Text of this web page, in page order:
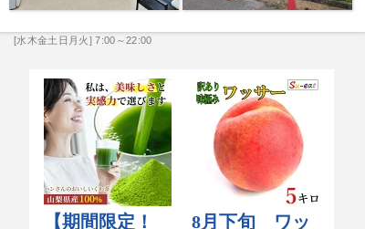
[水木金土日月火] 7:00～22:00